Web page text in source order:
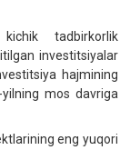
tadbirkorlik
investitsiyalar
hajmining
yilning mos davriga
eng yuqori